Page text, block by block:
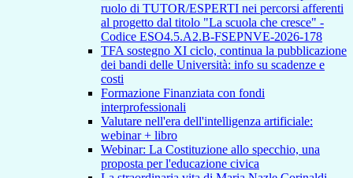
ruolo di TUTOR/ESPERTI nei percorsi afferenti
al progetto dal titolo "La scuola che cresce" -
Codice ESO4.5.A2.B-FSEPNVE-2026-178
TFA sostegno XI ciclo, continua la pubblicazione
dei bandi delle Università: info su scadenze e
costi
Formazione Finanziata con fondi
interprofessionali
Valutare nell'era dell'intelligenza artificiale:
webinar + libro
Webinar: La Costituzione allo specchio, una
proposta per l'educazione civica